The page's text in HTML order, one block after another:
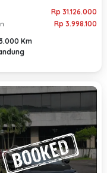
Rp 31.126.000
Rp 3.998.100
Km